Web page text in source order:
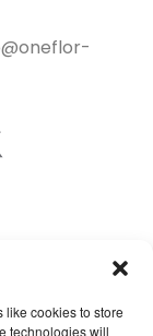
like cookies to store
technologies will